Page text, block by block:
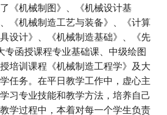
《机械制图》、《机械设计基
《机械制造工艺与装备》、《计算
设计》、《机械制造基础》、《先
专函授课程专业基础课、中级绘图
培训课程《机械制造工程学》及大
任务。在平日教学工作中，虚心主
习专业技能和教学方法，培养自己
学过程中，本着对每一个学生负责